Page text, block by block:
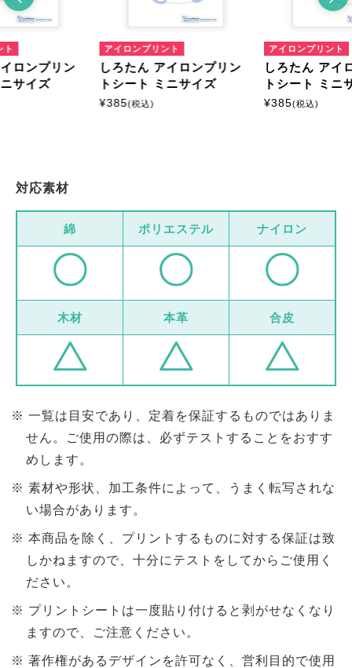
ト
ロンプリン
サイズ
アイロンプリント
しろたん アイロンプリン
トシート ミニサイズ
¥385(税込)
アイロンプリント
しろたん アイ
トシート ミニ
¥385(税込)
対応素材
綿 ポリエステル ナイロン
木材 本革 合皮
一覧は目安であり、定着を保証するものではありま
せん。ご使用の際は、必ずテストすることをおすす
めします。
素材や形状、加工条件によって、うまく転写されな
い場合があります。
本商品を除く、プリントするものに対する保証は致
しかねますので、十分にテストをしてからご使用く
ださい。
プリントシートは一度貼り付けると剥がせなくなり
ますので、ご注意ください。
著作権があるデザインを許可なく、営利目的で使用